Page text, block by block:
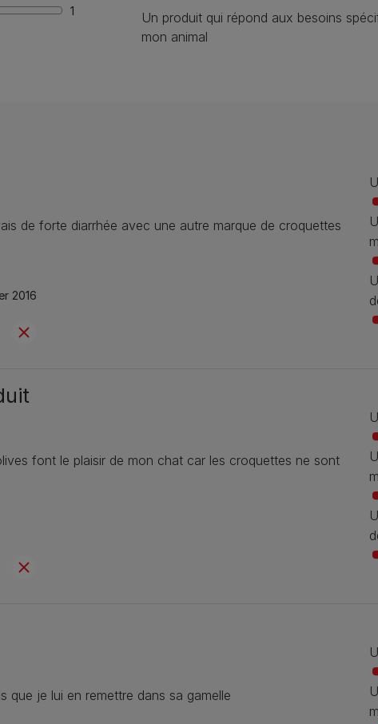
1
Un produit qui répond aux besoins
mon animal
de forte diarrhée avec une autre marque de croquettes
2016
font le plaisir de mon chat car les croquettes ne sont
je lui en remettre dans sa gamelle